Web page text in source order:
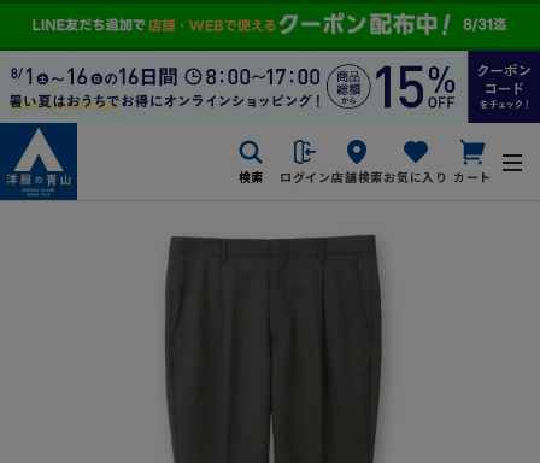
検索 ログイン店舗検索お気に入り カート